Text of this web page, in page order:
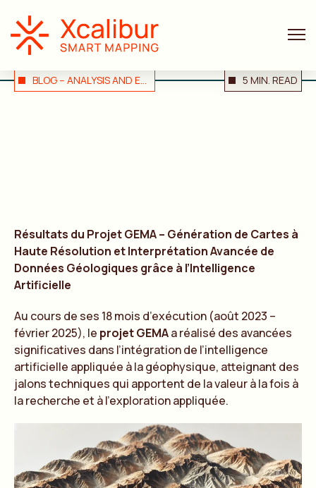
BLOG – ANALYSIS AND EXPERT OPINION 5 MIN. READ
Résultats du Projet GEMA – Génération de Cartes à
Haute Résolution et Interprétation Avancée de
Données Géologiques grâce à l’Intelligence
Artificielle
Au cours de ses 18 mois d’exécution (août 2023 –
février 2025), le projet GEMAa réalisé des avancées
significatives dans l’intégration de l’intelligence
artificielle appliquée à la géophysique, atteignant des
jalons techniques qui apportent de la valeur à la fois à
la recherche et à l’exploration appliquée.